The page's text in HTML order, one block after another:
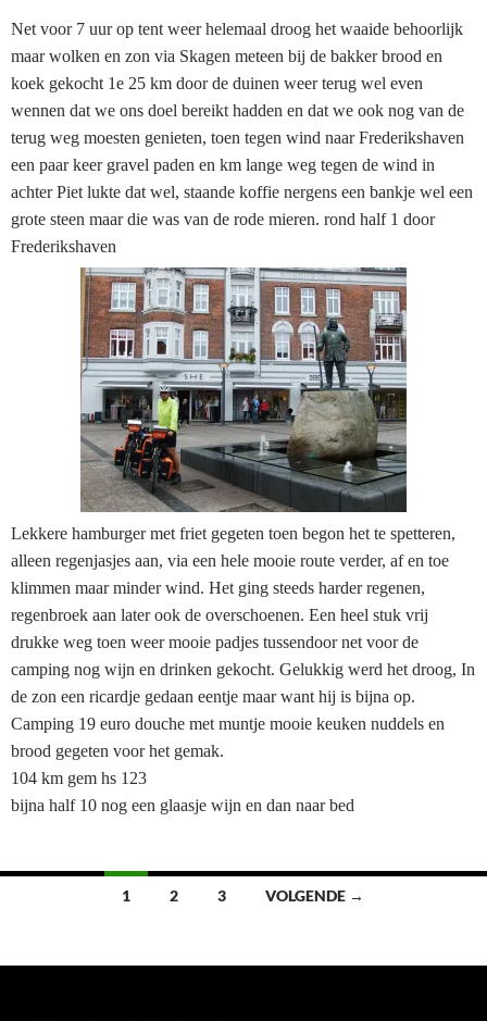
Net voor 7 uur op tent weer helemaal droog het waaide behoorlijk
maar wolken en zon via Skagen meteen bij de bakker brood en
koek gekocht 1e 25 km door de duinen weer terug wel even
wennen dat we ons doel bereikt hadden en dat we ook nog van de
terug weg moesten genieten, toen tegen wind naar Frederikshaven
een paar keer gravel paden en km lange weg tegen de wind in
achter Piet lukte dat wel, staande koffie nergens een bankje wel een
grote steen maar die was van de rode mieren. rond half 1 door
Frederikshaven
Lekkere hamburger met friet gegeten toen begon het te spetteren,
alleen regenjasjes aan, via een hele mooie route verder, af en toe
klimmen maar minder wind. Het ging steeds harder regenen,
regenbroek aan later ook de overschoenen. Een heel stuk vrij
drukke weg toen weer mooie padjes tussendoor net voor de
camping nog wijn en drinken gekocht. Gelukkig werd het droog, In
de zon een ricardje gedaan eentje maar want hij is bijna op.
Camping 19 euro douche met muntje mooie keuken nuddels en
brood gegeten voor het gemak.
104 km gem hs 123
bijna half 10 nog een glaasje wijn en dan naar bed
Berichten1 2 3 VOLGENDE →